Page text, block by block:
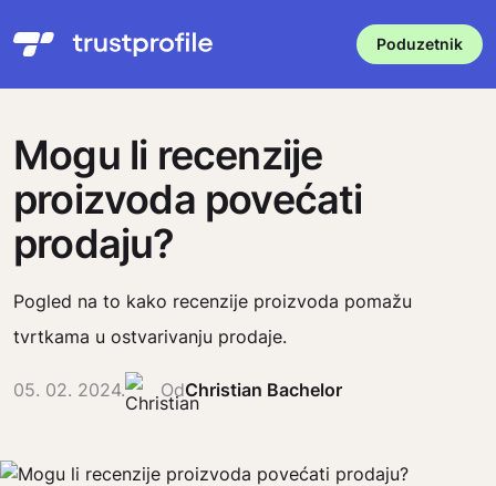
Poduzetnik
Mogu li recenzije
proizvoda povećati
prodaju?
Pogled na to kako recenzije proizvoda pomažu
tvrtkama u ostvarivanju prodaje.
05. 02. 2024. OdChristian Bachelor